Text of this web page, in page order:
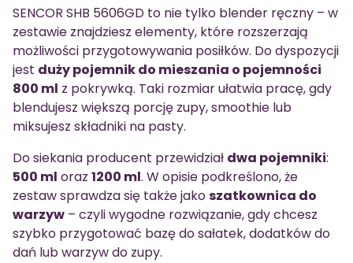
SENCOR SHB 5606GD to nie tylko blender ręczny – w
zestawie znajdziesz elementy, które rozszerzają
możliwości przygotowywania posiłków. Do dyspozycji
jest duży pojemnik do mieszania o pojemności
800 ml z pokrywką. Taki rozmiar ułatwia pracę, gdy
blendujesz większą porcję zupy, smoothie lub
miksujesz składniki na pasty.
Do siekania producent przewidział dwa pojemniki:
500 ml oraz 1200 ml. W opisie podkreślono, że
zestaw sprawdza się także jakoszatkownica do
warzyw – czyli wygodne rozwiązanie, gdy chcesz
szybko przygotować bazę do sałatek, dodatków do
dań lub warzyw do zupy.